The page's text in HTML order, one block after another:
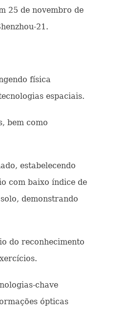
25 de novembro de
21.
física
espaciais.
bem como
estabelecendo
com baixo índice de
demonstrando
do reconhecimento
chave
ópticas